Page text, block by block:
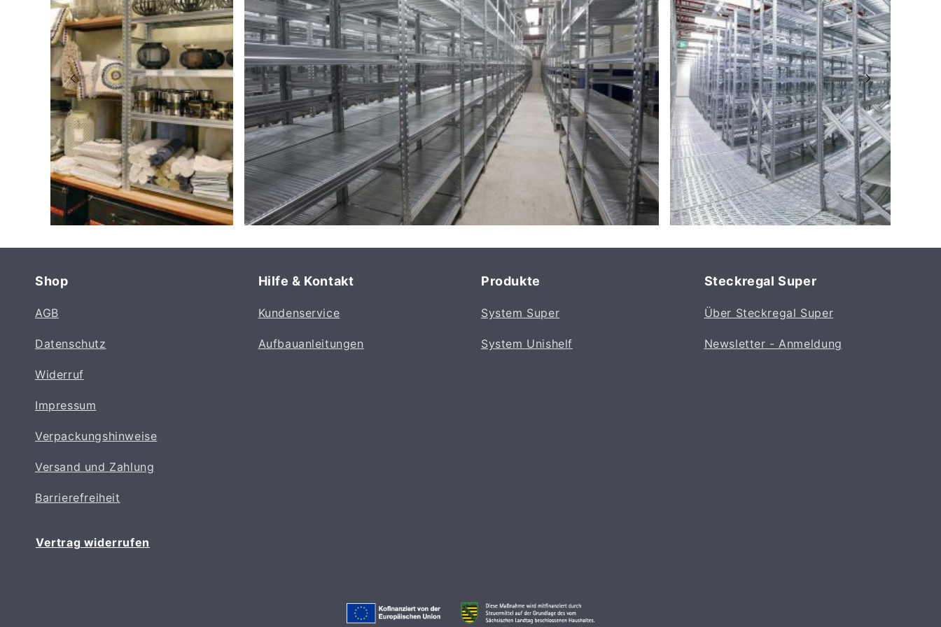
Viale dell’Industria 2
38068 Rovereto
Italy
Telefonnummer: +39 0464 303030
Shop
AGB
Datenschutz
Widerruf
Impressum
Verpackungshinweise
Versand und Zahlung
Barrierefreiheit
Hilfe & Kontakt
Kundenservice
Aufbauanleitungen
Produkte
System Super
System Unishelf
Steckregal Super
Über Steckregal Super
Newsletter - Anmeldung
Vertrag widerrufen